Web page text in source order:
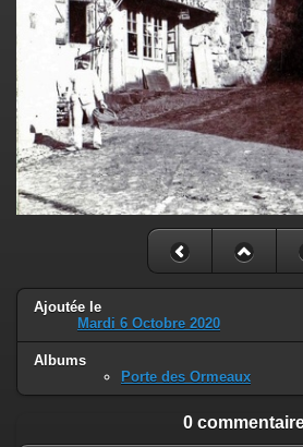
Ajoutée le
Mardi 6 Octobre 2020
Albums
Porte des Ormeaux
0